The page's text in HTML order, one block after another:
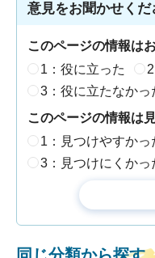
意見をお聞かせくだ
このページの情報は
1：役に立った
3：役に立たなかっ
このページの情報は
1：見つけやすかっ
3：見つけにくかっ